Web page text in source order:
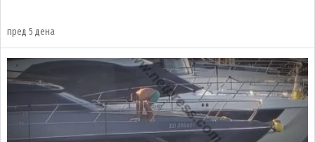
пред 5 дена